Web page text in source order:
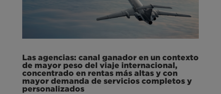
Las agencias: canal ganador en un contexto
de mayor peso del viaje internacional,
concentrado en rentas más altas y con
mayor demanda de servicios completos y
personalizados